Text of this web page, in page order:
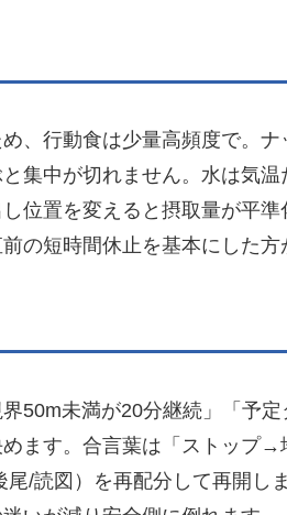
、行動食は少量高頻度で。
集中が切れません。水は気
位置を変えると摂取量が平準
の短時間休止を基本にした方
50m未満が20分継続」「予
めます。合言葉は「ストップ
/読図）を再配分して再開しま